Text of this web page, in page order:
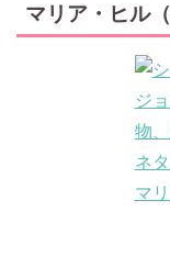
マリア・ヒル